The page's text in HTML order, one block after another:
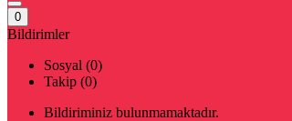
0
Bildirimler
Sosyal (0)
Takip (0)
Bildiriminiz bulunmamaktadır.